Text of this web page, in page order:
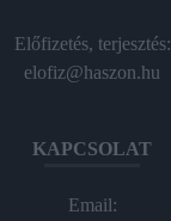
Előfizetés, terjesztés:
elofiz@haszon.hu
KAPCSOLAT
Email: